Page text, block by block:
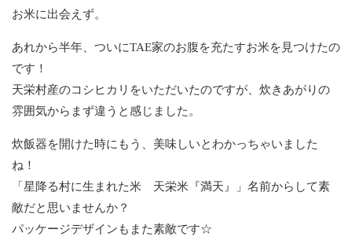
お米に出会えず。
あれから半年、ついにTAE家のお腹を充たすお米を見つけたの
です！
天栄村産のコシヒカリをいただいたのですが、炊きあがりの
雰囲気からまず違うと感じました。
炊飯器を開けた時にもう、美味しいとわかっちゃいました
ね！
「星降る村に生まれた米 天栄米『満天』」名前からして素
敵だと思いませんか？
パッケージデザインもまた素敵です☆